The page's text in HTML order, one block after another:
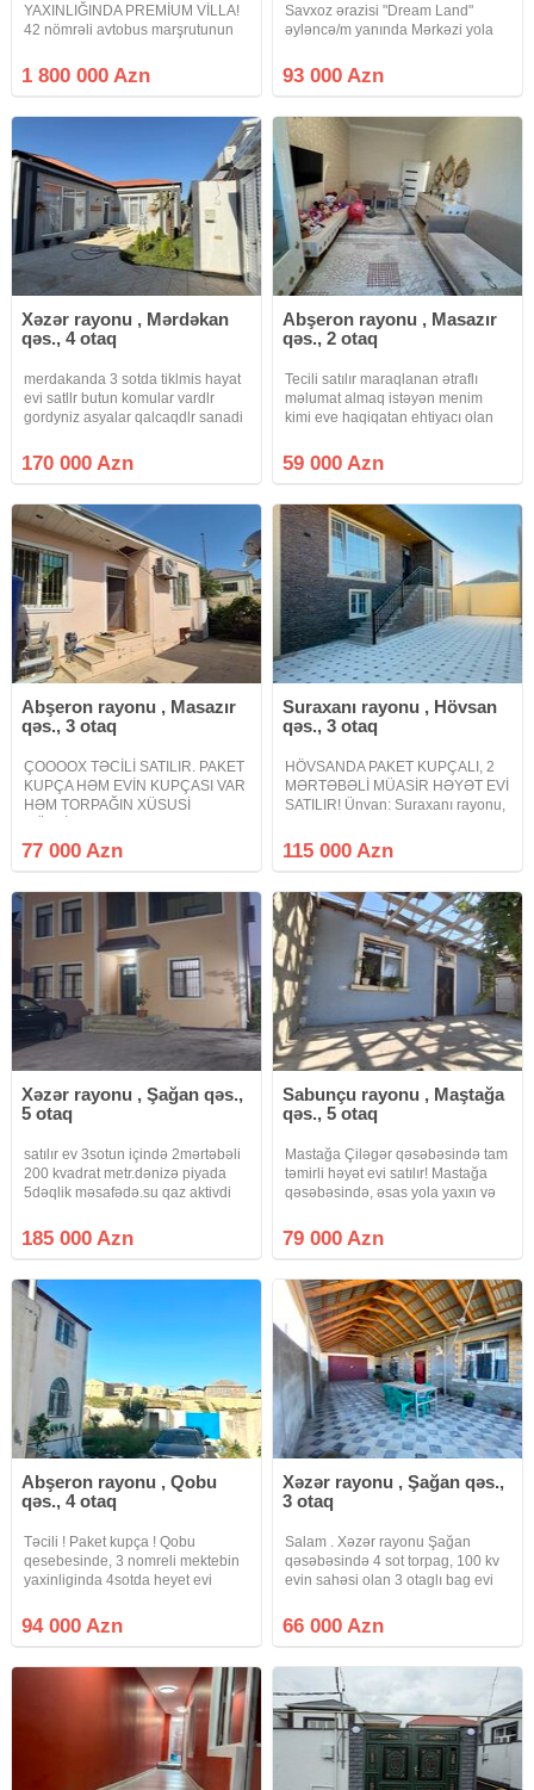
YAXINLIĞINDA PREMİUM VİLLA!
42 nömrəli avtobus marşrutunun
sahəsində inşa olunmuş 3
mərtəbəli möhtəşəm villa
1 800 000 Azn
Savxoz ərazisi "Dream Land"
əyləncə/m yanında Mərkəzi yola
sahəsi: 70 kv.m Otaq sayı: 3 ot
Sənəd Çıxarış ( kupça). Evində
93 000 Azn
Xəzər rayonu , Mərdəkan
qəs., 4 otaq
merdakanda 3 sotda tiklmis hayat
evi satllr butun komular vardlr
gordyniz asyalar qalcaqdlr sanadi
xidmat haql 1% fayizdir
170 000 Azn
Abşeron rayonu , Masazır
qəs., 2 otaq
Tecili satılır maraqlanan ətraflı
məlumat almaq istəyən menim
kimi eve haqiqatan ehtiyacı olan
zeng estin vatsapa yox , cibi, başı
boslar narahat etmesin
59 000 Azn
Abşeron rayonu , Masazır
qəs., 3 otaq
ÇOOOOX TƏCİLİ SATILIR. PAKET
KUPÇA HƏM EVİN KUPÇASI VAR
HƏM TORPAĞIN XÜSUSİ
Fizuli küçəsi 4 daş kürsülü həyət
evi satılır 3 otaqlı ev mətbəx
qaz su işıq
77 000 Azn
Suraxanı rayonu , Hövsan
qəs., 3 otaq
HÖVSANDA PAKET KUPÇALI, 2
MƏRTƏBƏLİ MÜASİR HƏYƏT EVİ
SATILIR! Ünvan: Suraxanı rayonu,
adlanan ərazi. Mövqe: Əsas yola
piyada cəmi 5 dəqiqəlik
115 000 Azn
Xəzər rayonu , Şağan qəs.,
5 otaq
satılır ev 3sotun içində 2mərtəbəli
200 kvadrat metr.dənizə piyada
5dəqlik məsafədə.su qaz aktivdi
var.rahat həyətində 3maşın
saxlamaq olar.mərdəkan şüvəlan
185 000 Azn
Sabunçu rayonu , Maştağa
qəs., 5 otaq
Mastağa Çiləgər qəsəbəsində tam
təmirli həyət evi satılır! Mastağa
qəsəbəsində, əsas yola yaxın və
yerləşən 2.5 sot torpaq sahəsində
tikilmiş, 130 m², 5 otaqlı tam təmirli
79 000 Azn
Abşeron rayonu , Qobu
qəs., 4 otaq
Təcili ! Paket kupça ! Qobu
qesebesinde, 3 nomreli mektebin
yaxinliginda 4sotda heyet evi
temir olunub. Awaqi mertebede 1
zal, 1 yataq otagi, kuxna ve
94 000 Azn
Xəzər rayonu , Şağan qəs.,
3 otaq
Salam . Xəzər rayonu Şağan
qəsəbəsində 4 sot torpag, 100 kv
evin sahəsi olan 3 otaglı bag evi
bələdiyyədir , 112 nömrəli
avtobusa 2 dəqiqəlik məsafədə
xəstəxanaya
66 000 Azn